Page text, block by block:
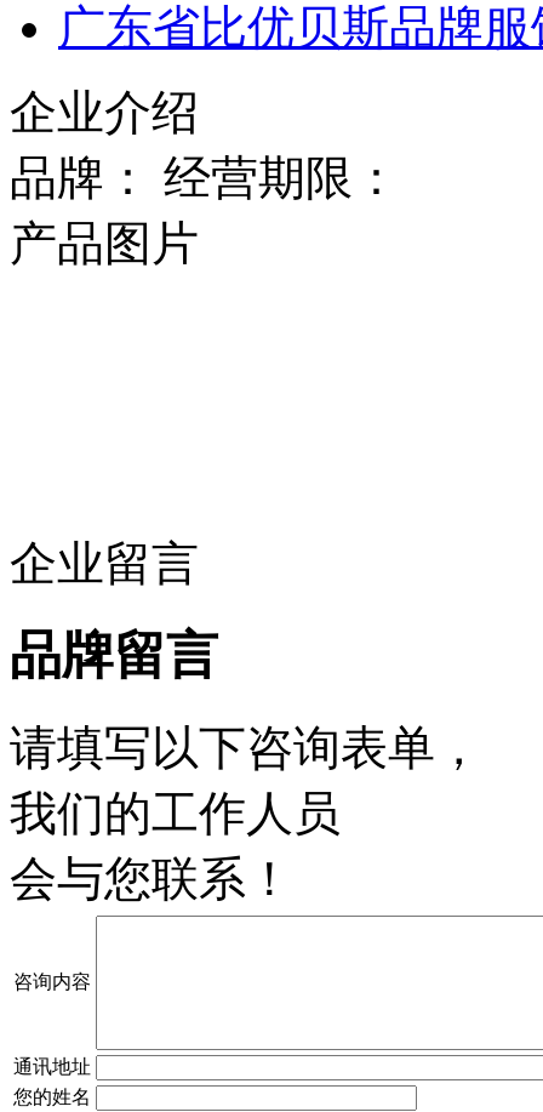
广东省比优贝斯品牌
企业介绍
品牌： 经营期限：
产品图片
企业留言
品牌留言
请填写以下咨询表单，
我们的工作人员
会与您联系！
咨询内容
通讯地址
您的姓名